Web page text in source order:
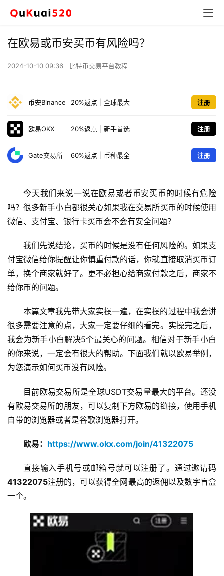
在欧易或币安买币有风险吗？
2024-10-10 09:36 比特币交易平台教程
币安Binance 20%返点 全球最大 注册
欧易OKX 20%返点 新手首选 注册
Gate交易所 60%返点 币种最全 注册
今天我们来说一说在欧易或者币安买币的时候有危险
吗？很多新手小白都很关心如果我在交易所买币的时候使用
微信、支付宝、银行卡买币会不会有安全问题？
我们先说结论，买币的时候是没有任何风险的。如果支
付宝微信给你提醒让你慎重付款的话，你就直接取消买币订
单，换个商家就好了。更不必担心给商家付款之后，商家不
给你币的问题。
本篇文章我先带大家实操一遍，在实操的过程中我会讲
很多需要注意的点，大家一定要仔细的看完。实操完之后，
我会为新手小白解决5个最关心的问题。相信对于新手小白
的你来说，一定会有很大的帮助。下面我们就以欧易举例，
为您演示如何买币没有风险。
目前欧易交易所是全球USDT交易量最大的平台。还没
有欧易交易所的朋友，可以复制下方欧易的链接，使用手机
自带的浏览器或者是谷歌浏览器打开。
欧易： https://www.okx.com/join/41322075
直接输入手机号或邮箱号就可以注册了。通过邀请码
41322075注册的，可以获得全网最高的返佣以及数字盲盒
一个。